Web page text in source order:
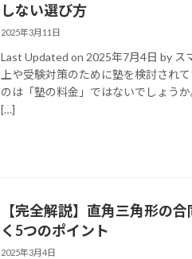
しない選び方
2025年3月11日
Last Updated on 2025年7月4日 by ス
上や受験対策のために塾を検討され
のは「塾の料金」ではないでしょう
[…]
【完全解説】直角三角形の
く5つのポイント
2025年3月4日